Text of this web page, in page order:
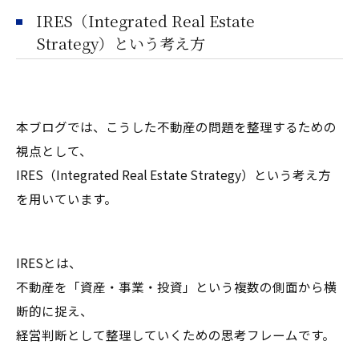
IRES（Integrated Real Estate
Strategy）という考え方
本ブログでは、こうした不動産の問題を整理するための
視点として、
IRES（Integrated Real Estate Strategy）という考え方
を用いています。
IRESとは、
不動産を「資産・事業・投資」という複数の側面から横
断的に捉え、
経営判断として整理していくための思考フレームです。